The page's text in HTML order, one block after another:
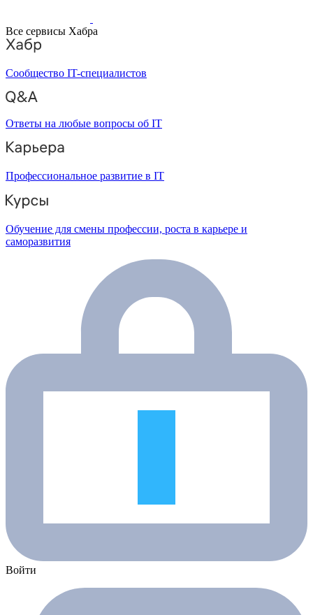
Все сервисы Хабра
Сообщество IT-специалистов
Ответы на любые вопросы об IT
Профессиональное развитие в IT
Обучение для смены профессии, роста в карьере и
саморазвития
Войти